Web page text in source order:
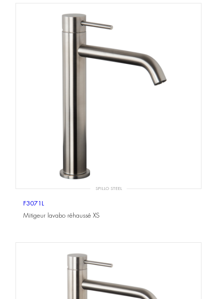
SPILLO STEEL
F3071L
Mitigeur lavabo réhaussé XS